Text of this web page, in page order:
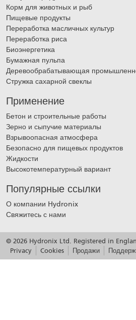
Корм для животных и рыб
Пищевые продукты
Переработка масличных культур
Переработка риса
Биоэнергетика
Бумажная пульпа
Деревообрабатывающая
Стружка сахарной свеклы
Применение
Бетон и строительные работы
Зерно и сыпучие материалы
Взрывоопасная атмосфера
Безопасно для пищевых продуктов
Жидкости
Высокотемпературный вариант
Популярные ссылки
О компании Hydronix
Свяжитесь с нами
© 2026 Hydronix Ltd. Registered in
Privacy
Cookies Продажи